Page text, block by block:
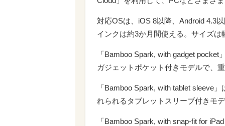
対応OSは、iOS 8以降、Android 4.3
インクは約3か月間使える。サイズ
「Bamboo Spark, with gadget
ガジェットポケット付きモデルで、
「Bamboo Spark, with tablet sleeve
れられるタブレットスリーブ付きモ
「Bamboo Spark, with snap-fit for